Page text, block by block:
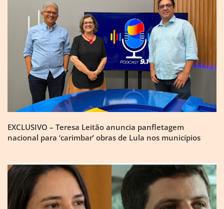
EXCLUSIVO – Teresa Leitão anuncia panfletagem
nacional para ‘carimbar’ obras de Lula nos municípios